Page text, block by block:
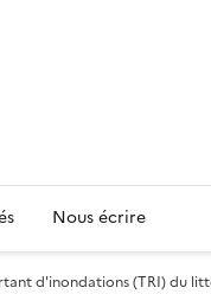
Nous écrire
d'inondations (TRI) du